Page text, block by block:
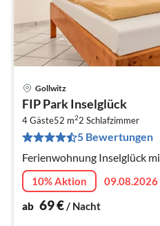
Gollwitz
FIP Park Inselglück
4 Gäste52 m22 Schlafzimmer
5 Bewertungen
Ferienwohnung Inselglück
10% Aktion
ab 69€/ Nacht